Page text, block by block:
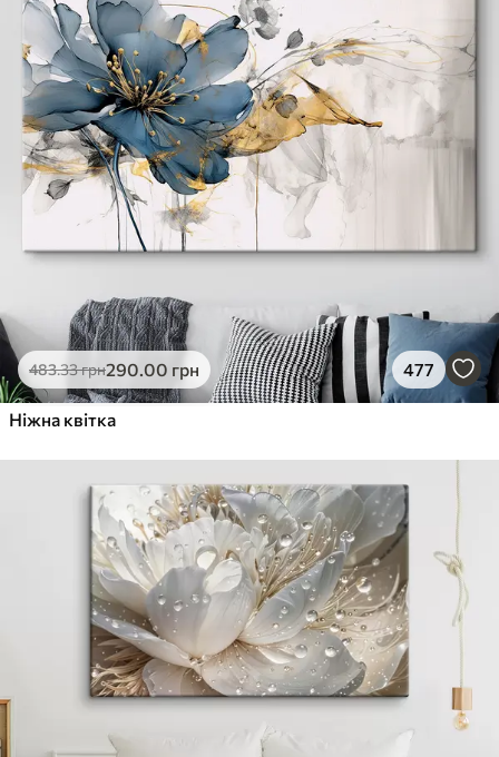
483.33грн290.00 грн 477
Ніжна квітка